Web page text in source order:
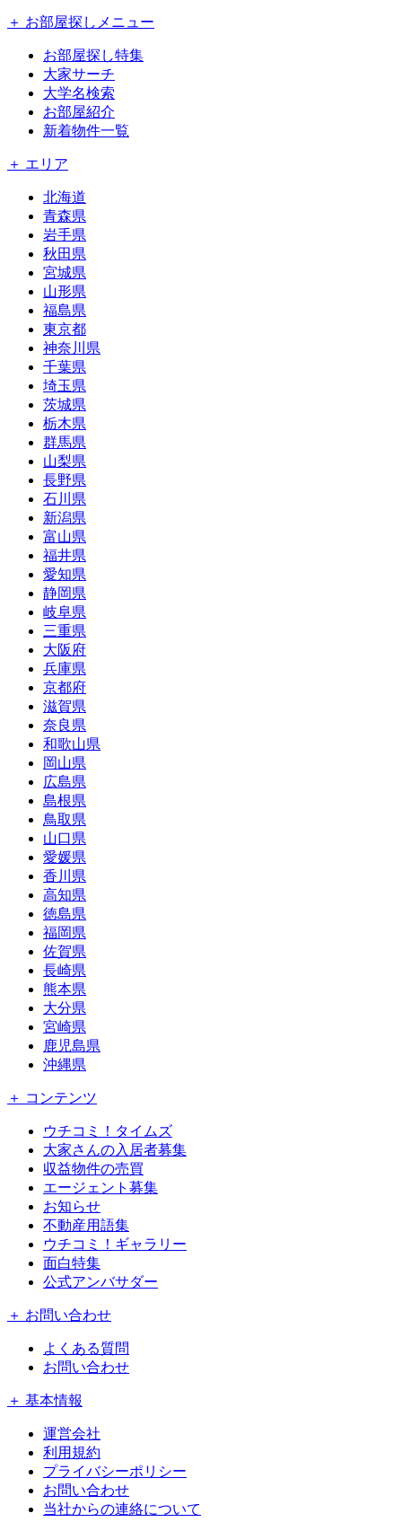
＋ お部屋探しメニュー
お部屋探し特集
大家サーチ
大学名検索
お部屋紹介
新着物件一覧
＋ エリア
北海道
青森県
岩手県
秋田県
宮城県
山形県
福島県
東京都
神奈川県
千葉県
埼玉県
茨城県
栃木県
群馬県
山梨県
長野県
石川県
新潟県
富山県
福井県
愛知県
静岡県
岐阜県
三重県
大阪府
兵庫県
京都府
滋賀県
奈良県
和歌山県
岡山県
広島県
島根県
鳥取県
山口県
愛媛県
香川県
高知県
徳島県
福岡県
佐賀県
長崎県
熊本県
大分県
宮崎県
鹿児島県
沖縄県
＋ コンテンツ
ウチコミ！タイムズ
大家さんの入居者募集
収益物件の売買
エージェント募集
お知らせ
不動産用語集
ウチコミ！ギャラリー
面白特集
公式アンバサダー
＋ お問い合わせ
よくある質問
お問い合わせ
＋ 基本情報
運営会社
利用規約
プライバシーポリシー
お問い合わせ
当社からの連絡について